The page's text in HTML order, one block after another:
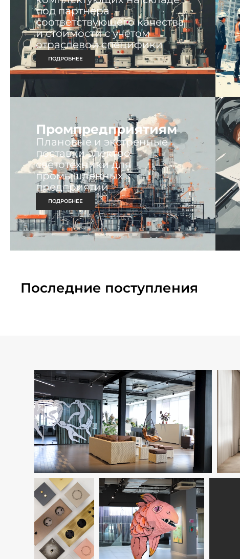
под партнера
соответствующего качества
и стоимости с учетом
отраслевой специфики
ПОДРОБНЕЕ
Промпредприятиям
Плановые и экстренные
поставки электро-
светотехники для
промышленных
предприятий
ПОДРОБНЕЕ
Последние поступления